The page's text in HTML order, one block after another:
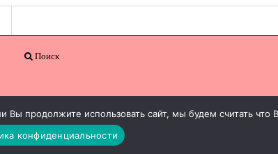
Поиск
продолжите использовать сайт, мы будем считать что
конфиденциальности